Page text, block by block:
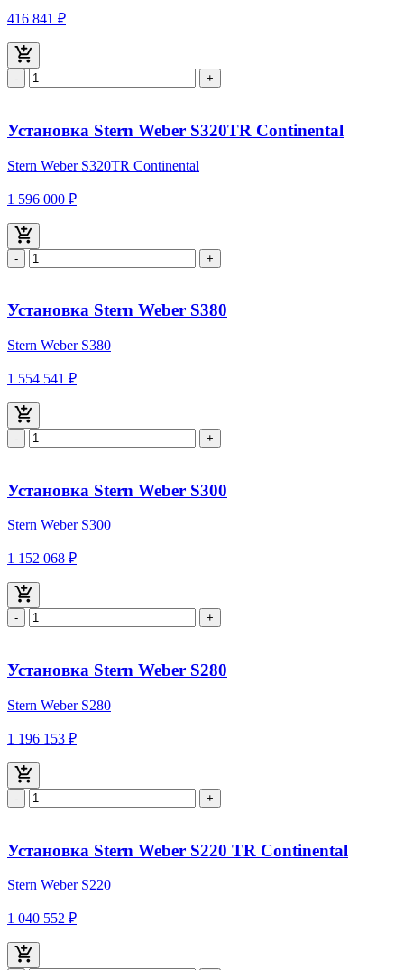
416 841 ₽
- +
Установка Stern Weber S320TR Continental
Stern Weber S320TR Continental
1 596 000 ₽
- +
Установка Stern Weber S380
Stern Weber S380
1 554 541 ₽
- +
Установка Stern Weber S300
Stern Weber S300
1 152 068 ₽
- +
Установка Stern Weber S280
Stern Weber S280
1 196 153 ₽
- +
Установка Stern Weber S220 TR Continental
Stern Weber S220
1 040 552 ₽